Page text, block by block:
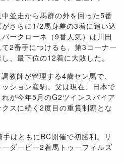
並走から馬群の外を回った5番
さらに1/2馬身差の3着に追い込
ークローネ（9番人気）は川田
2番手につけるも、第3コーナー
、最下位の12着に大敗した。
教師が管理する4歳セン馬で、
ション産駒。父は現在、日本で
が今年5月のG2ツインスパイア
スに続く2度目の重賞制覇とな
はともにBC開催で初勝利。リ
ダービー2着馬トゥーフィルズ